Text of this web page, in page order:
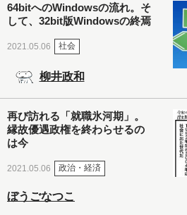
64bitへのWindowsの流れ。そ
して、32bit版Windowsの終焉
2021.05.06 社会
柳井政和
再び訪れる「就職氷河期」。
縁故優遇政権を終わらせるの
は今
2021.05.06 政治・経済
ぼうごなつこ